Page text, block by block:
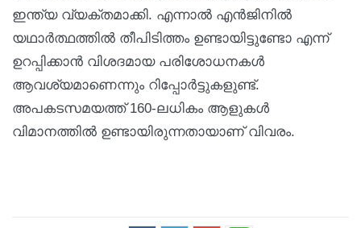
ഇന്ത്യ വ്യക്തമാക്കി. എന്നാൽ എൻജിനിൽ
യഥാർത്ഥത്തിൽ തീപിടിത്തം ഉണ്ടായിട്ടുണ്ടോ എന്ന്
ഉറപ്പിക്കാൻ വിശദമായ പരിശോധനകൾ
ആവശ്യമാണെന്നും റിപ്പോർട്ടുകളുണ്ട്.
അപകടസമയത്ത് 160-ലധികം ആളുകൾ
വിമാനത്തിൽ ഉണ്ടായിരുന്നതായാണ് വിവരം.